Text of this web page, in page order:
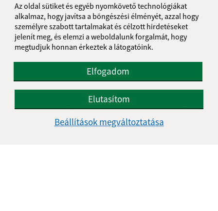
Az oldal sütiket és egyéb nyomkövető technológiákat
alkalmaz, hogy javítsa a böngészési élményét, azzal hogy
személyre szabott tartalmakat és célzott hirdetéseket
jelenít meg, és elemzi a weboldalunk forgalmát, hogy
megtudjuk honnan érkeztek a látogatóink.
Elfogadom
Elutasítom
Beállítások megváltoztatása
Az oldalról:
Szerzői jog
Személyes adatok védelme
Navigáció: